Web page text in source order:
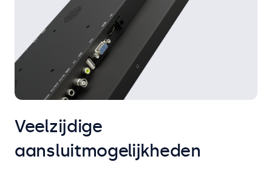
Veelzijdige
aansluitmogelijkheden